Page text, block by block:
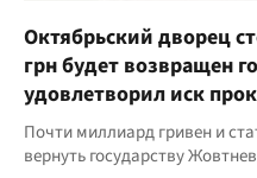
Октябрьский дворец
грн будет возвращен
удовлетворил иск
Почти миллиард гривен и
вернуть государству